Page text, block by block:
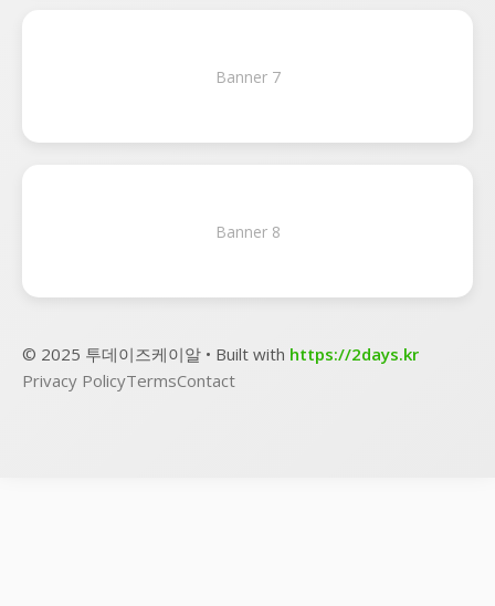
Banner 7
Banner 8
© 2025 투데이즈케이알 • Built with https://2days.kr
Privacy PolicyTermsContact